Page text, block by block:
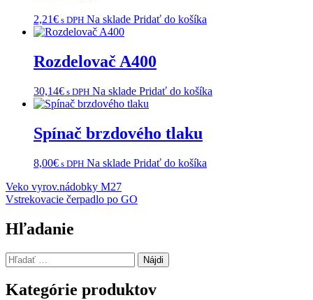
2,21€ s DPH Na sklade Pridať do košíka
Rozdelovač A400
30,14€ s DPH Na sklade Pridať do košíka
Spínač brzdového tlaku
8,00€ s DPH Na sklade Pridať do košíka
Navigácia
v
článku
Veko vyrov.nádobky M27
Vstrekovacie čerpadlo po GO
Hľadanie
Hľadať:
Kategórie produktov